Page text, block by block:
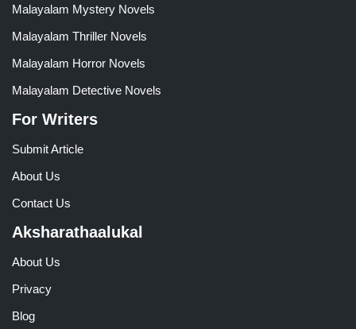
Malayalam Mystery Novels
Malayalam Thriller Novels
Malayalam Horror Novels
Malayalam Detective Novels
For Writers
Submit Article
About Us
Contact Us
Aksharathaalukal
About Us
Privacy
Blog